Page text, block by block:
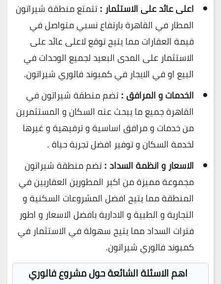
اعلى عائد على الاستثمار :تتمتع منطقة شيراتون
المطار في القاهرة بارتفاع نسبي متواصل في
قيمة العقارات مما يتيح توقع لاعلى عائد على
الاستثمار على المدى البعيد لجميع الوحدات في
البيع او في الايجار في كمبوند فالوري شيراتون.
الخدمات و المرافق :تضم منطقة شيراتون في
القاهرة جميع ما يبحث عنه السكان و المستثمرين
من خدمات و مرافق اساسية و ترفيهية و غيرها
لخدمة السكان و توفير افضل تجربة حياة .
الاسعار و انظمة السداد :تضم منطقة شيراتون
مجموعة مميزة من اكبر المطورين العقاريين في
المنطقة مما يتيح افضل المشروعات السكنية و
التجارية و الطبية و الادارية بافضل الاسعار و اطور
فترات السداد مما يتيح سهولة في الاستثمار في
كمبوند فالوري شيراتون.
اهم الاسئلة الشائعة حول مشروع فالوري